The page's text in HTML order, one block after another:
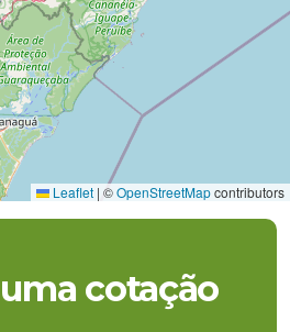
Leaflet | ©OpenStreetMapcontributors
cotação